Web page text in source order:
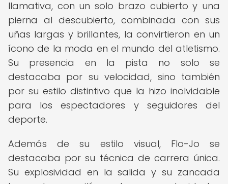
llamativa, con un solo brazo cubierto y una
pierna al descubierto, combinada con sus
uñas largas y brillantes, la convirtieron en un
ícono de la moda en el mundo del atletismo.
Su presencia en la pista no solo se
destacaba por su velocidad, sino también
por su estilo distintivo que la hizo inolvidable
para los espectadores y seguidores del
deporte.
Además de su estilo visual, Flo-Jo se
destacaba por su técnica de carrera única.
Su explosividad en la salida y su zancada